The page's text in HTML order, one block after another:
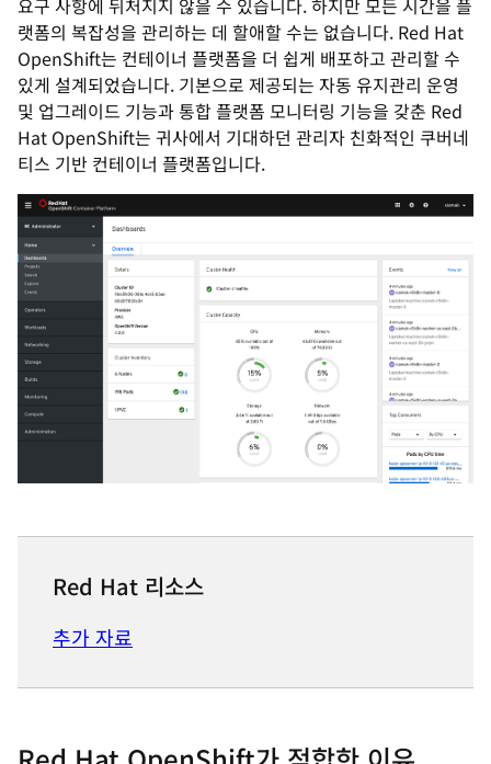
요구 사항에 뒤처지지 않을 수 있습니다. 하지만 모든 시간을 플
랫폼의 복잡성을 관리하는 데 할애할 수는 없습니다. Red Hat
OpenShift는 컨테이너 플랫폼을 더 쉽게 배포하고 관리할 수
있게 설계되었습니다. 기본으로 제공되는 자동 유지관리 운영
및 업그레이드 기능과 통합 플랫폼 모니터링 기능을 갖춘 Red
Hat OpenShift는 귀사에서 기대하던 관리자 친화적인 쿠버네
티스 기반 컨테이너 플랫폼입니다.
Red Hat 리소스
추가 자료